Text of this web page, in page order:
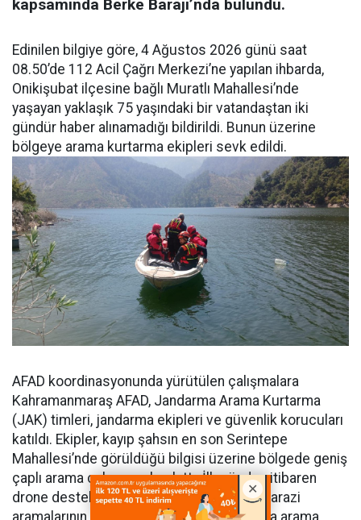
kapsamında Berke Barajı’nda bulundu.
Edinilen bilgiye göre, 4 Ağustos 2026 günü saat
08.50’de 112 Acil Çağrı Merkezi’ne yapılan ihbarda,
Onikişubat ilçesine bağlı Muratlı Mahallesi’nde
yaşayan yaklaşık 75 yaşındaki bir vatandaştan iki
gündür haber alınamadığı bildirildi. Bunun üzerine
bölgeye arama kurtarma ekipleri sevk edildi.
AFAD koordinasyonunda yürütülen çalışmalara
Kahramanmaraş AFAD, Jandarma Arama Kurtarma
(JAK) timleri, jandarma ekipleri ve güvenlik korucuları
katıldı. Ekipler, kayıp şahsın en son Serintepe
Mahallesi’nde görüldüğü bilgisi üzerine bölgede geniş
çaplı arama çalışması başlattı. İlk günden itibaren
drone destekli tarama gerçekleştirilirken, arazi
aramalarının yanı sıra nehir ve barajlarda da arama